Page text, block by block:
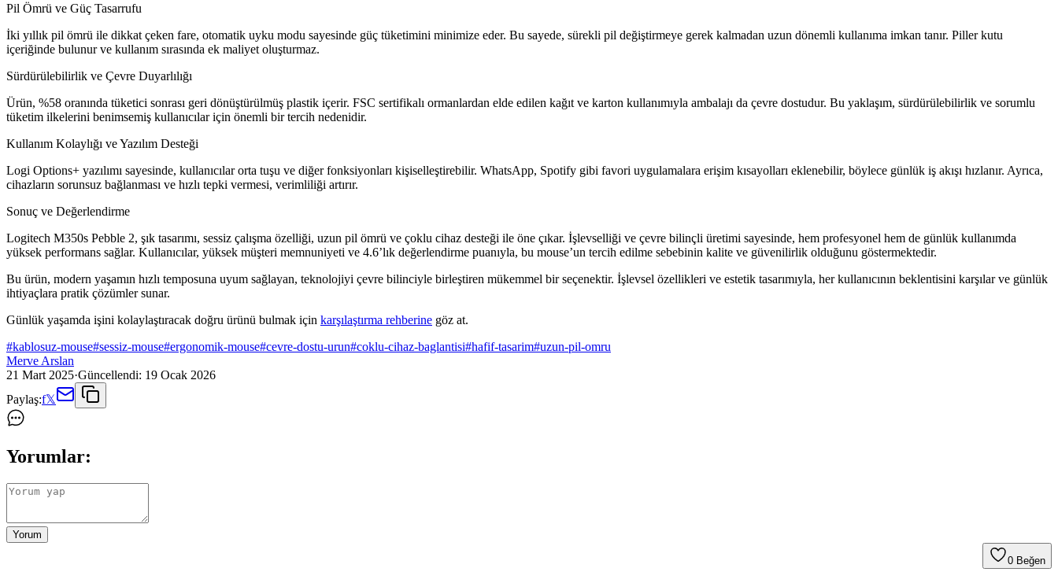
Pil Ömrü ve Güç Tasarrufu
İki yıllık pil ömrü ile dikkat çeken fare, otomatik uyku modu sayesinde güç tüketimini minimize eder. Bu sayede, sürekli pil değiştirmeye gerek kalmadan uzun dönemli kullanıma imkan tanır. Piller kutu
içeriğinde bulunur ve kullanım sırasında ek maliyet oluşturmaz.
Sürdürülebilirlik ve Çevre Duyarlılığı
Ürün, %58 oranında tüketici sonrası geri dönüştürülmüş plastik içerir. FSC sertifikalı ormanlardan elde edilen kağıt ve karton kullanımıyla ambalajı da çevre dostudur. Bu yaklaşım, sürdürülebilirlik ve sorumlu
tüketim ilkelerini benimsemiş kullanıcılar için önemli bir tercih nedenidir.
Kullanım Kolaylığı ve Yazılım Desteği
Logi Options+ yazılımı sayesinde, kullanıcılar orta tuşu ve diğer fonksiyonları kişiselleştirebilir. WhatsApp, Spotify gibi favori uygulamalara erişim kısayolları eklenebilir, böylece günlük iş akışı hızlanır. Ayrıca,
cihazların sorunsuz bağlanması ve hızlı tepki vermesi, verimliliği artırır.
Sonuç ve Değerlendirme
Logitech M350s Pebble 2, şık tasarımı, sessiz çalışma özelliği, uzun pil ömrü ve çoklu cihaz desteği ile öne çıkar. İşlevselliği ve çevre bilinçli üretimi sayesinde, hem profesyonel hem de günlük kullanımda
yüksek performans sağlar. Kullanıcılar, yüksek müşteri memnuniyeti ve 4.6’lık değerlendirme puanıyla, bu mouse’un tercih edilme sebebinin kalite ve güvenilirlik olduğunu göstermektedir.
Bu ürün, modern yaşamın hızlı temposuna uyum sağlayan, teknolojiyi çevre bilinciyle birleştiren mükemmel bir seçenektir. İşlevsel özellikleri ve estetik tasarımıyla, her kullanıcının beklentisini karşılar ve günlük
ihtiyaçlara pratik çözümler sunar.
Günlük yaşamda işini kolaylaştıracak doğru ürünü bulmak için karşılaştırma rehberine göz at.
#kablosuz-mouse#sessiz-mouse#ergonomik-mouse#cevre-dostu-urun#coklu-cihaz-baglantisi#hafif-tasarim#uzun-pil-omru
Merve Arslan
21 Mart 2025·Güncellendi: 19 Ocak 2026
Paylaş:f𝕏
Yorumlar:
Yorum
0 Beğen